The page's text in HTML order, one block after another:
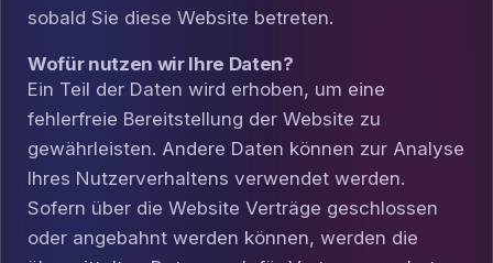
sobald Sie diese Website betreten.
Wofür nutzen wir Ihre Daten?
Ein Teil der Daten wird erhoben, um eine
fehlerfreie Bereitstellung der Website zu
gewährleisten. Andere Daten können zur Analyse
Ihres Nutzerverhaltens verwendet werden.
Sofern über die Website Verträge geschlossen
oder angebahnt werden können, werden die